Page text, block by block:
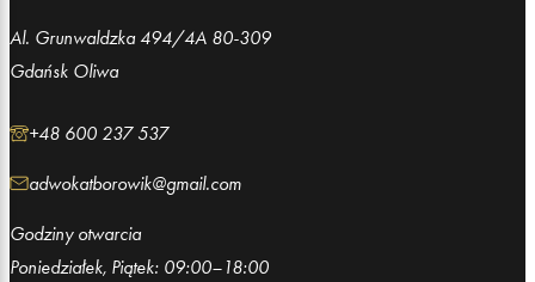
Al. Grunwaldzka 494/4A 80-309
Gdańsk Oliwa
+48 600 237 537
adwokatborowik@gmail.com
Godziny otwarcia
Poniedziałek, Piątek: 09:00–18:00